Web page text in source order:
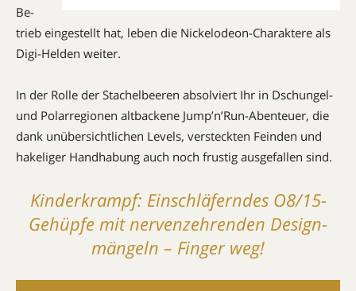
Be­
trieb eingestellt hat, leben die Nickelodeon-Charaktere als
Digi-Helden weiter.
In der Rolle der Stachel­beeren absolviert Ihr in Dschun­­gel-
und Po­lar­regionen alt­back­ene Jump’n’­Run-Abenteuer, die
dank unübersichtlichen Le­vel­­s, versteckten Feinden und
ha­­keliger Hand­habung auch noch frustig ausgefallen sind.
Kinderkrampf: Einschläferndes O8/15-
Gehüpfe mit nervenzehrenden Design­
mängeln – Finger weg!